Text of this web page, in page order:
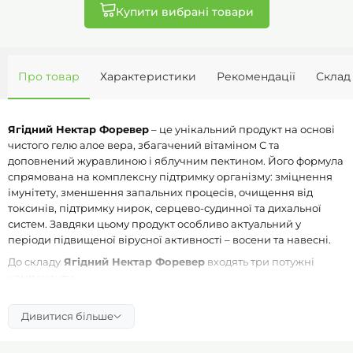
Купити вибрані товари
Про товар Характеристики Рекомендації Склад
Ягідний Нектар Форевер– це унікальний продукт на основі
чистого гелю алое вера, збагачений вітаміном С та
доповнений журавлиною і яблучним пектином. Його формула
спрямована на комплексну підтримку організму: зміцнення
імунітету, зменшення запальних процесів, очищення від
токсинів, підтримку нирок, серцево-судинної та дихальної
систем. Завдяки цьому продукт особливо актуальний у
періоди підвищеної вірусної активності – восени та навесні.
До складу Ягідний Нектар Форевер входять три потужні
протизапальними властивостями: він стимулює
Дивитися більше